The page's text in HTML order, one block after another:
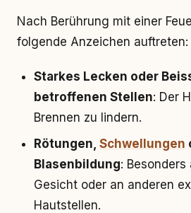
Nach Berührung mit einer
folgende Anzeichen auftreten:
Starkes Lecken oder
betroffenen Stellen: Der
Brennen zu lindern.
Rötungen, Schwellungen
Blasenbildung:
Gesicht oder an anderen
Hautstellen.